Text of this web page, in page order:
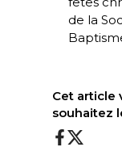
de la
Cet article
souhaitez